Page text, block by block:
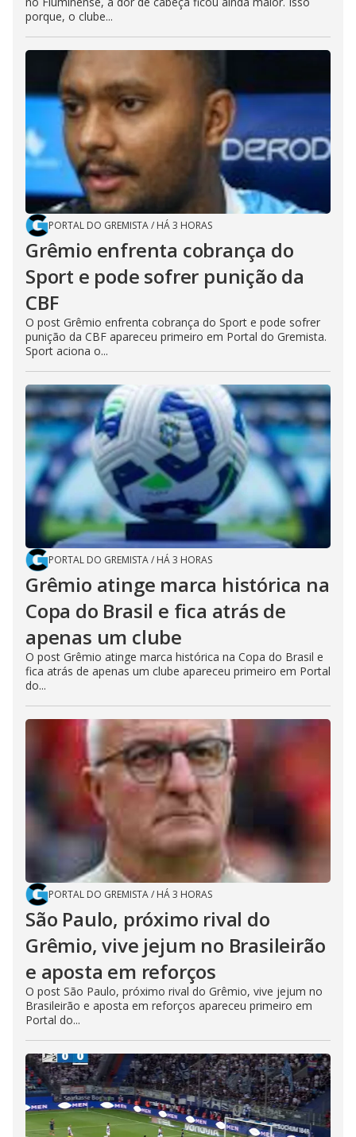
porque, o clube...
PORTAL DO GREMISTA/ HÁ 3 HORAS
Grêmio enfrenta cobrança do
Sport e pode sofrer punição da
CBF
O post Grêmio enfrenta cobrança do Sport e pode sofrer
punição da CBF apareceu primeiro em Portal do Gremista.
Sport aciona o...
PORTAL DO GREMISTA/ HÁ 3 HORAS
Grêmio atinge marca histórica na
Copa do Brasil e fica atrás de
apenas um clube
O post Grêmio atinge marca histórica na Copa do Brasil e
fica atrás de apenas um clube apareceu primeiro em Portal
do...
PORTAL DO GREMISTA/ HÁ 3 HORAS
São Paulo, próximo rival do
Grêmio, vive jejum no Brasileirão
e aposta em reforços
O post São Paulo, próximo rival do Grêmio, vive jejum no
Brasileirão e aposta em reforços apareceu primeiro em
Portal do...